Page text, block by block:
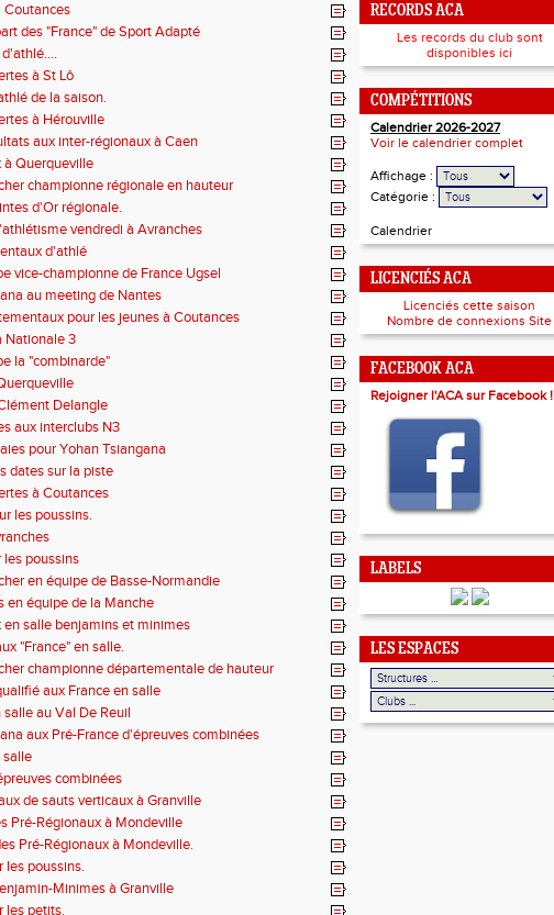
Coutances
des "France" de Sport Adapté
à St Lô
de la saison.
à Hérouville
aux inter-régionaux à Caen
à Querqueville
championne régionale en hauteur
d'Or régionale.
vendredi à Avranches
d'athlé
vice-championne de France Ugsel
au meeting de Nantes
pour les jeunes à Coutances
Nationale 3
la "combinarde"
Delangle
aux interclubs N3
pour Yohan Tsiangana
dates sur la piste
à Coutances
les poussins.
les poussins
en équipe de Basse-Normandie
en équipe de la Manche
en salle benjamins et minimes
"France" en salle.
championne départementale de hauteur
aux France en salle
salle au Val De Reuil
aux Pré-France d'épreuves combinées
salle
combinées
de sauts verticaux à Granville
Pré-Régionaux à Mondeville
Pré-Régionaux à Mondeville.
les poussins.
Minimes à Granville
les petits.
RECORDS ACA
Les records du club sont
disponibles ici
COMPÉTITIONS
Calendrier 2026-2027
Voir le calendrier complet
Affichage :
Catégorie :
Calendrier
LICENCIÉS ACA
Licenciés cette saison
Nombre de connexions Site
FACEBOOK ACA
Rejoigner l'ACA sur Facebook !
LABELS
LES ESPACES